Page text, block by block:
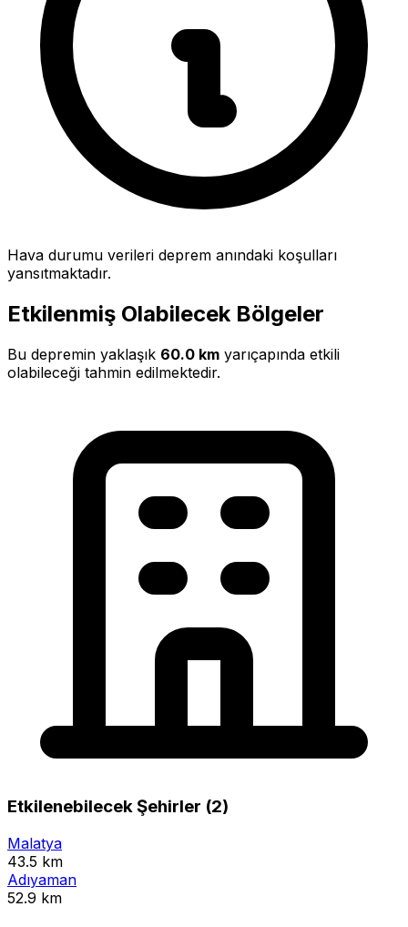
Hava durumu verileri deprem anındaki koşulları
yansıtmaktadır.
Etkilenmiş Olabilecek Bölgeler
Bu depremin yaklaşık 60.0 km yarıçapında etkili
olabileceği tahmin edilmektedir.
Etkilenebilecek Şehirler (2)
Malatya
43.5 km
Adıyaman
52.9 km